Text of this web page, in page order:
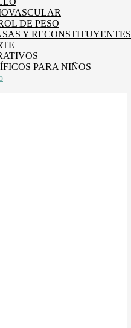
DE PESO
Y RECONSTITUYENTES
PARA NIÑOS